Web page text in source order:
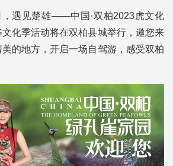
遇见楚雄——中国·双柏2023虎文化
化季活动将在双柏县城举行，邀您来
的地方，开启一场自驾游，感受双柏